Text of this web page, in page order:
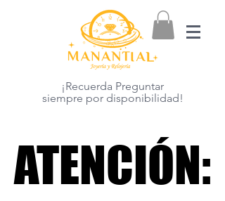
¡Recuerda Preguntar
siempre por disponibilidad!
ATENCIÓN:
ATENCIÓN: